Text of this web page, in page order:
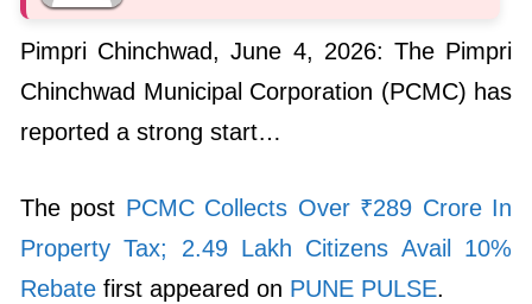
Pimpri Chinchwad, June 4, 2026: The Pimpri
Chinchwad Municipal Corporation (PCMC) has
reported a strong start…
The post PCMC Collects Over ₹289 Crore In
Property Tax; 2.49 Lakh Citizens Avail 10%
Rebate first appeared on PUNE PULSE.